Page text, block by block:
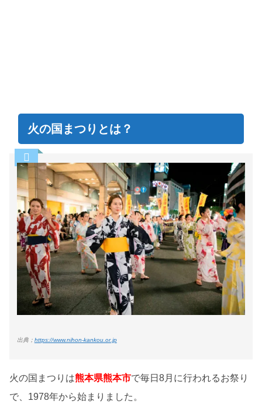
火の国まつりとは？
出典； https://www.nihon-kankou.or.jp
火の国まつりは熊本県熊本市で毎日8月に行われるお祭り
で、1978年から始まりました。